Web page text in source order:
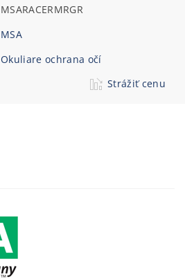
MSARACERMRGR
MSA
Okuliare ochrana očí
Strážiť cenu